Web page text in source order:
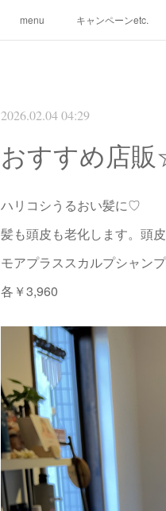
menu キャンペーンetc.
2026.02.04 04:29
おすすめ店
ハリコシうるおい髪に♡
髪も頭皮も老化します。頭
モアプラススカルプシャン
各￥3,960